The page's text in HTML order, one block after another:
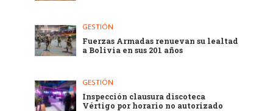
GESTIÓN
Fuerzas Armadas renuevan su lealtad
a Bolivia en sus 201 años
GESTIÓN
Inspección clausura discoteca
Vértigo por horario no autorizado